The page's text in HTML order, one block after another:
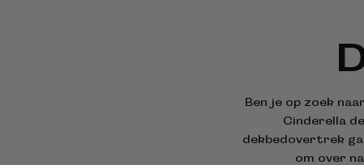
Ben je op zoek
Cinderella
dekbedovertrek
om over